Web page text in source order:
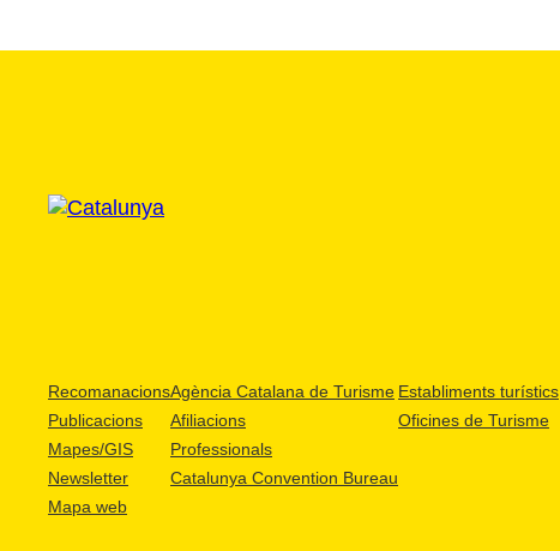
Recomanacions
Publicacions
Mapes/GIS
Newsletter
Mapa web
Agència Catalana de Turisme
Afiliacions
Professionals
Catalunya Convention Bureau
Establiments turístics
Oficines de Turisme